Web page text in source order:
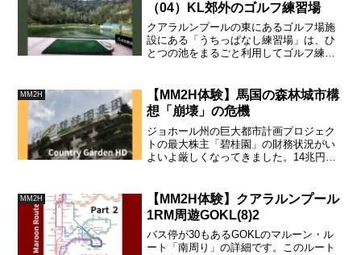
（04）KL郊外のゴルフ練習場
クアラルンプールの東にあるゴルフ場施
設にある「うちっぱなし練習場」は、ひ
とつの池をまるごと利用してゴルフ練習
トでボールを集めます。気分転換におす
すめ。
MM2H
【MM2H体験】馬国の森林城市構
想「崩壊」の危機
ジョホール州の巨大都市計画プロジェク
トの最大株主「碧桂園」の財務状況がい
よいよ厳しくなってきました。14兆円の
なくなってきています。
MM2H
【MM2H体験】クアラルンプール
1RM周遊GOKL(8)2
バス停が30もあるGOKLのマルーン・ル
ート「南周り」の詳細です。このルート